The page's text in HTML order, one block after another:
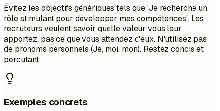
Évitez les objectifs génériques tels que 'Je recherche un
rôle stimulant pour développer mes compétences'. Les
recruteurs veulent savoir quelle valeur vous leur
apportez, pas ce que vous attendez d'eux. N'utilisez pas
de pronoms personnels (Je, moi, mon). Restez concis et
percutant.
Exemples concrets